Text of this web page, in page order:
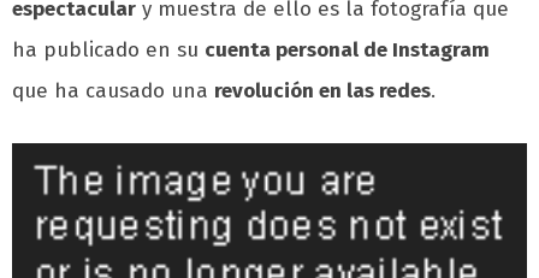
espectacular y muestra de ello es la fotografía que
ha publicado en su cuenta personal de Instagram
que ha causado una revolución en las redes.